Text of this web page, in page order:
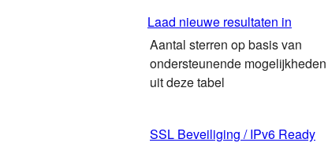
Laad nieuwe resultaten in
Aantal sterren op basis van
ondersteunende mogelijkheden
uit deze tabel
SSL Beveiliging / IPv6 Ready